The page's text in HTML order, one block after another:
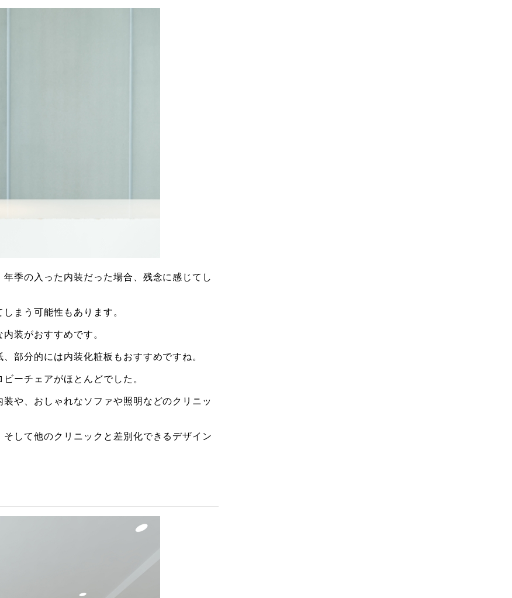
季の入った内装だった場合、 残念に感じてし
まう可能性もあります。
装がおすすめです。
部分的には内装化粧板もおすすめですね。
ーチェアがほとんどでした。
や、おしゃれなソファや照明などのクリニッ
して他のクリニックと差別化できるデザイン